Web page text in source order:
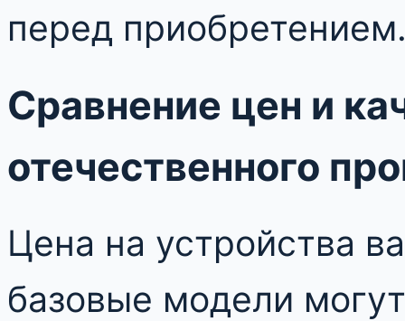
перед
Сравнение цен и
отечественного
Цена на устройства
базовые модели